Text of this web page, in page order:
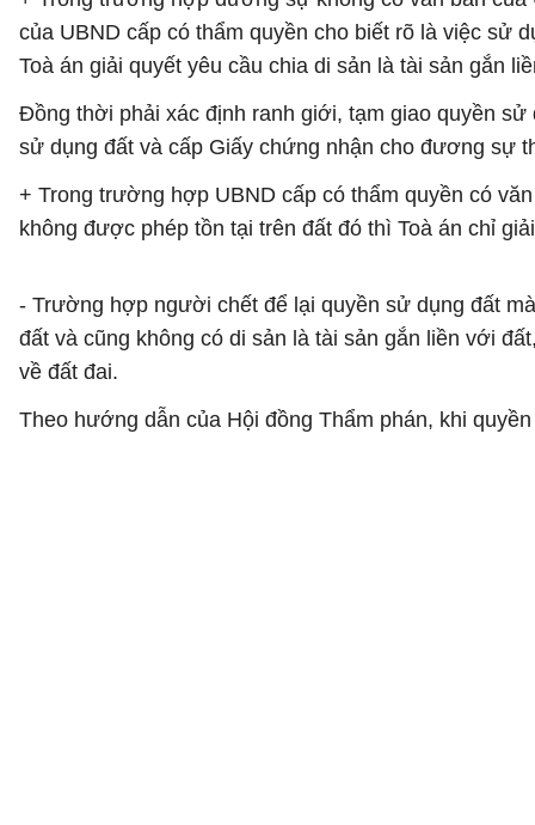
của UBND cấp có thẩm quyền cho biết rõ là việc sử
Toà án giải quyết yêu cầu chia di sản là tài sản gắn
Đồng thời phải xác định ranh giới, tạm giao quyền
sử dụng đất và cấp Giấy chứng nhận cho đương sự
+ Trong trường hợp UBND cấp có thẩm quyền có
không được phép tồn tại trên đất đó thì Toà án chỉ
- Trường hợp người chết để lại quyền sử dụng đất
đất và cũng không có di sản là tài sản gắn liền với
về đất đai.
Theo hướng dẫn của Hội đồng Thẩm phán, khi